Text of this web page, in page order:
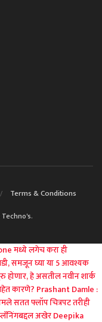
Terms & Conditions
Techno's.
मध्ये लगेच करा ही
समजून घ्या या 5 आवश्यक
होणार, हे असतील नवीन शार्क
कारणे? Prashant Damle :
सतत फ्लॉप चित्रपट तरीही
अखेर Deepika